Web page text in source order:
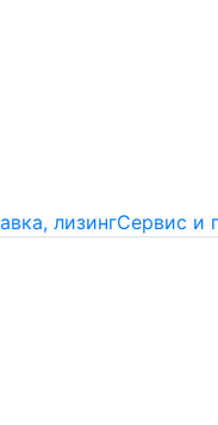
лизингСервис и